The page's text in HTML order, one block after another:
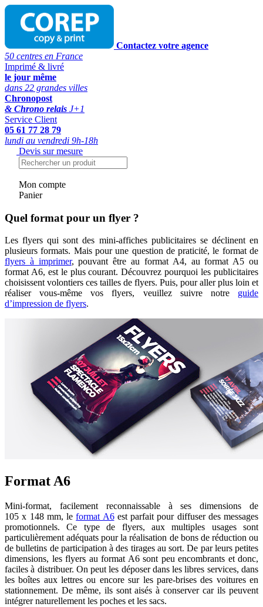
Contactez votre agence
50 centres en France
Imprimé & livré
le jour même
dans 22 grandes villes
Chronopost
& Chrono relais J+1
Service Client
05 61 77 28 79
lundi au vendredi 9h-18h
Devis sur mesure
Mon compte
Panier
Quel format pour un flyer ?
Les flyers qui sont des mini-affiches publicitaires se déclinent en
plusieurs formats. Mais pour une question de praticité, le format de
flyers à imprimer, pouvant être au format A4, au format A5 ou
format A6, est le plus courant. Découvrez pourquoi les publicitaires
choisissent volontiers ces tailles de flyers. Puis, pour aller plus loin et
réaliser vous-même vos flyers, veuillez suivre notre guide
d’impression de flyers.
Format A6
Mini-format, facilement reconnaissable à ses dimensions de
105 x 148 mm, leformat A6est parfait pour diffuser des messages
promotionnels. Ce type de flyers, aux multiples usages sont
particulièrement adéquats pour la réalisation de bons de réduction ou
de bulletins de participation à des tirages au sort. De par leurs petites
dimensions, les flyers au format A6 sont peu encombrants et donc,
faciles à distribuer. On peut les déposer dans les libres services, dans
les boîtes aux lettres ou encore sur les pare-brises des voitures en
stationnement. De même, ils sont aisés à conserver car ils peuvent
intégrer naturellement les poches et les sacs.